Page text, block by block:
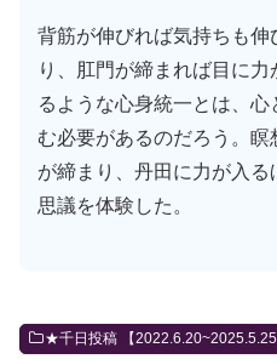
背筋が伸びれば気持ちも伸
り、肛門が締まれば目に
るような心身統一とは、
む必要があるのだろう。
が締まり、丹田に力が入
思議を体験した。
★千日投稿 【2022.6.20~2025.5.25